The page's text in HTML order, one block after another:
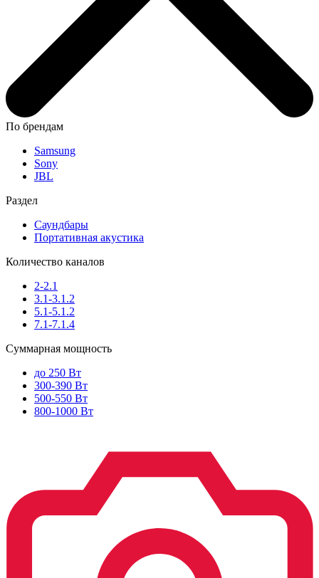
По брендам
Samsung
Sony
JBL
Раздел
Саундбары
Портативная акустика
Количество каналов
2-2.1
3.1-3.1.2
5.1-5.1.2
7.1-7.1.4
Суммарная мощность
до 250 Вт
300-390 Вт
500-550 Вт
800-1000 Вт